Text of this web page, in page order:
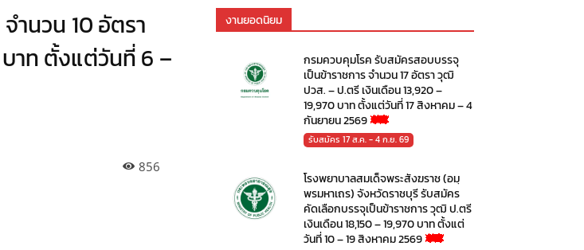
ำนวน 10 อัตรา
าท ตั้งแต่วันที่ 6 –
856
งานยอดนิยม
กรมควบคุมโรค รับสมัครสอบบรรจุ
เป็นข้าราชการ จำนวน 17 อัตรา วุฒิ
ปวส. – ป.ตรี เงินเดือน 13,920 –
19,970 บาท ตั้งแต่วันที่ 17 สิงหาคม – 4
กันยายน 2569
รับสมัคร 17 ส.ค. - 4 ก.ย. 69
โรงพยาบาลสมเด็จพระสังฆราช (อมฺ
พรมหาเถร) จังหวัดราชบุรี รับสมัคร
คัดเลือกบรรจุเป็นข้าราชการ วุฒิ ป.ตรี
เงินเดือน 18,150 – 19,970 บาท ตั้งแต่
วันที่ 10 – 19 สิงหาคม 2569